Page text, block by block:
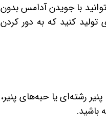
با جویدن آدامس بدون
کنید که به دور کردن
رشته‌ای یا حبه‌های پنیر،
باشید.